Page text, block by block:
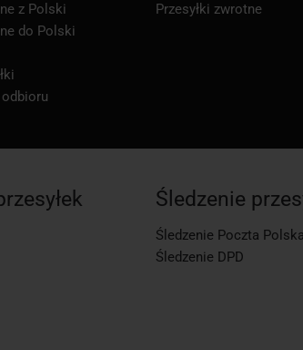
z Polski
do Polski
Przesyłki zwrotne
Śledzenie
Śledzenie Poczta Polska
Śledzenie DPD